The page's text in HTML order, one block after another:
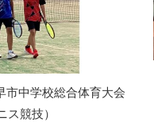
市中学校総合体育大会
ス競技）